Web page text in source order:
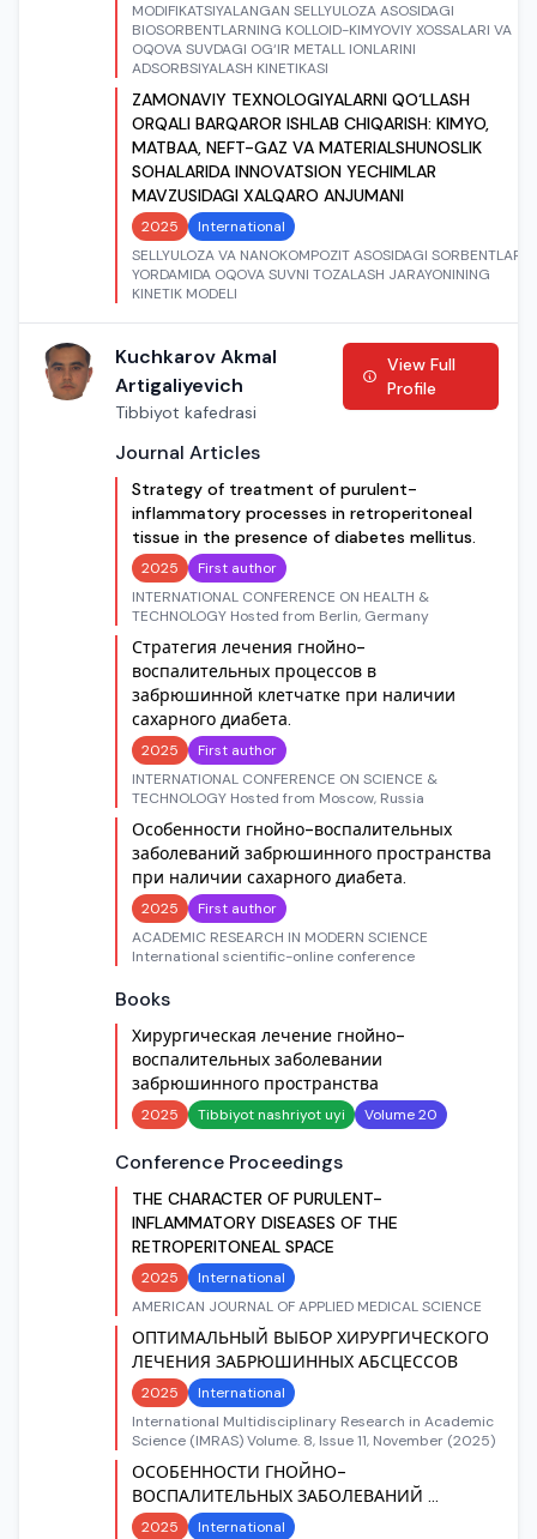
MODIFIKATSIYALANGAN SELLYULOZA ASOSIDAGI
BIOSORBENTLARNING KOLLOID-KIMYOVIY XOSSALARI VA
OQOVA SUVDAGI OG‘IR METALL IONLARINI
ADSORBSIYALASH KINETIKASI
ZAMONAVIY TEXNOLOGIYALARNI QO‘LLASH
ORQALI BARQAROR ISHLAB CHIQARISH: KIMYO,
MATBAA, NEFT-GAZ VA MATERIALSHUNOSLIK
SOHALARIDA INNOVATSION YECHIMLAR
MAVZUSIDAGI XALQARO ANJUMANI
2025
International
SELLYULOZA VA NANOKOMPOZIT ASOSIDAGI SORBENTLAR
YORDAMIDA OQOVA SUVNI TOZALASH JARAYONINING
KINETIK MODELI
Kuchkarov Akmal
Artigaliyevich
Tibbiyot kafedrasi
View Full
Profile
Journal Articles
Strategy of treatment of purulent-
inflammatory processes in retroperitoneal
tissue in the presence of diabetes mellitus.
2025
First author
INTERNATIONAL CONFERENCE ON HEALTH &
TECHNOLOGY Hosted from Berlin, Germany
Стратегия лечения гнойно-
воспалительных процессов в
забрюшинной клетчатке при наличии
сахарного диабета.
2025
First author
INTERNATIONAL CONFERENCE ON SCIENCE &
TECHNOLOGY Hosted from Moscow, Russia
Особенности гнойно-воспалительных
заболеваний забрюшинного пространства
при наличии сахарного диабета.
2025
First author
ACADEMIC RESEARCH IN MODERN SCIENCE
International scientific-online conference
Books
Хирургическая лечение гнойно-
воспалительных заболевании
забрюшинного пространства
2025 Tibbiyot nashriyot uyi Volume 20
Conference Proceedings
THE CHARACTER OF PURULENT-
INFLAMMATORY DISEASES OF THE
RETROPERITONEAL SPACE
2025
International
AMERICAN JOURNAL OF APPLIED MEDICAL SCIENCE
ОПТИМАЛЬНЫЙ ВЫБОР ХИРУРГИЧЕСКОГО
ЛЕЧЕНИЯ ЗАБРЮШИННЫХ АБСЦЕССОВ
2025
International
International Multidisciplinary Research in Academic
Science (IMRAS) Volume. 8, Issue 11, November (2025)
ОСОБЕННОСТИ ГНОЙНО-
ВОСПАЛИТЕЛЬНЫХ ЗАБОЛЕВАНИЙ ...
2025 International